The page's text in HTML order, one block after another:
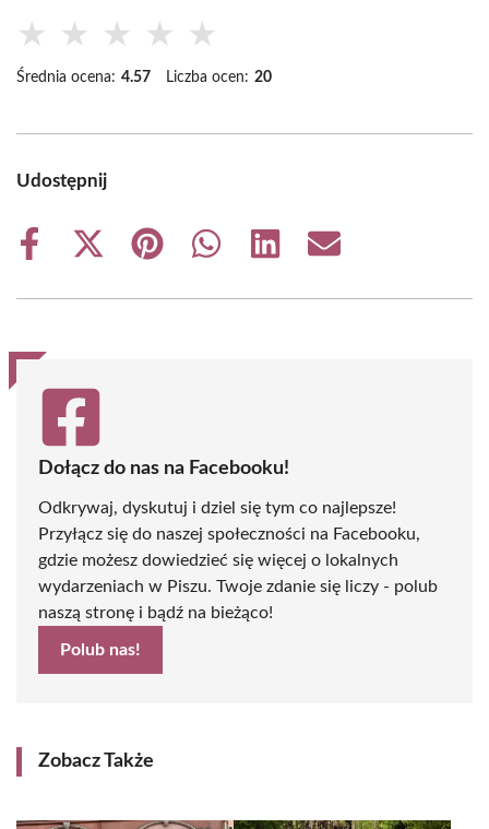
★ ★ ★ ★ ★
Średnia ocena: 4.57 Liczba ocen: 20
Udostępnij
Share
Share
(Twitter)
Share
Share
Share
Share
Dołącz do nas na Facebooku!
Odkrywaj, dyskutuj i dziel się tym co najlepsze!
Przyłącz się do naszej społeczności na Facebooku,
gdzie możesz dowiedzieć się więcej o lokalnych
wydarzeniach w Piszu. Twoje zdanie się liczy - polub
naszą stronę i bądź na bieżąco!
Polub nas!
Zobacz Także